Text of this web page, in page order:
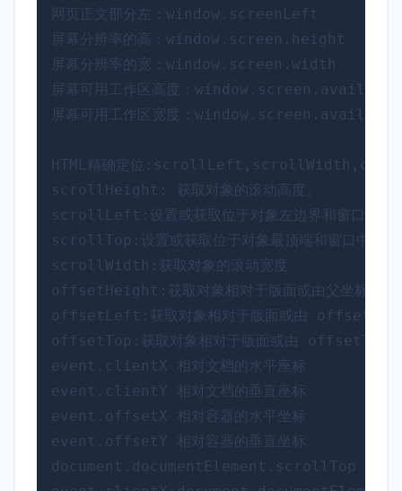
网页正文部分左：window.screenLeft
屏幕分辨率的高：window.screen.height
屏幕分辨率的宽：window.screen.width
屏幕可用工作区高度：
屏幕可用工作区宽度：
HTML精确定位
scrollHeight: 获取对象的滚动高度。
scrollLeft:设置或获取位于对象左边界和窗口中目
scrollTop:设置或获取位于对象最顶端和窗口中可
scrollWidth:获取对象的滚动宽度
offsetHeight:获取对象相对于版面或由父坐标
offsetLeft:获取对象相对于版面或由
offsetTop:获取对象相对于版面或由 offsetTop
event.clientX 相对文档的水平座标
event.clientY 相对文档的垂直座标
event.offsetX 相对容器的水平坐标
event.offsetY 相对容器的垂直坐标
document.documentElement.scrollTop 垂直